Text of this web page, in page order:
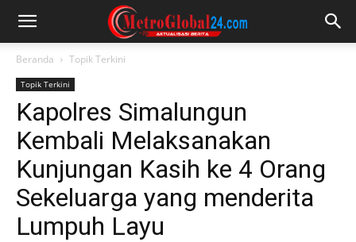
Beranda Topik Terkini
Topik Terkini
Kapolres Simalungun
Kembali Melaksanakan
Kunjungan Kasih ke 4 Orang
Sekeluarga yang menderita
Lumpuh Layu